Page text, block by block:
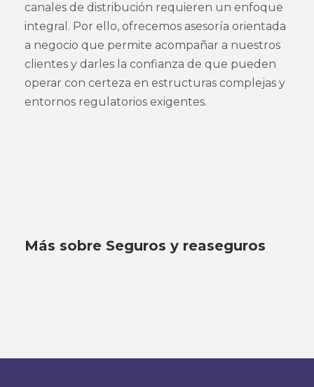
canales de distribución requieren un enfoque
integral. Por ello, ofrecemos asesoría orientada
a negocio que permite acompañar a nuestros
clientes y darles la confianza de que pueden
operar con certeza en estructuras complejas y
entornos regulatorios exigentes.
Más sobre Seguros y reaseguros